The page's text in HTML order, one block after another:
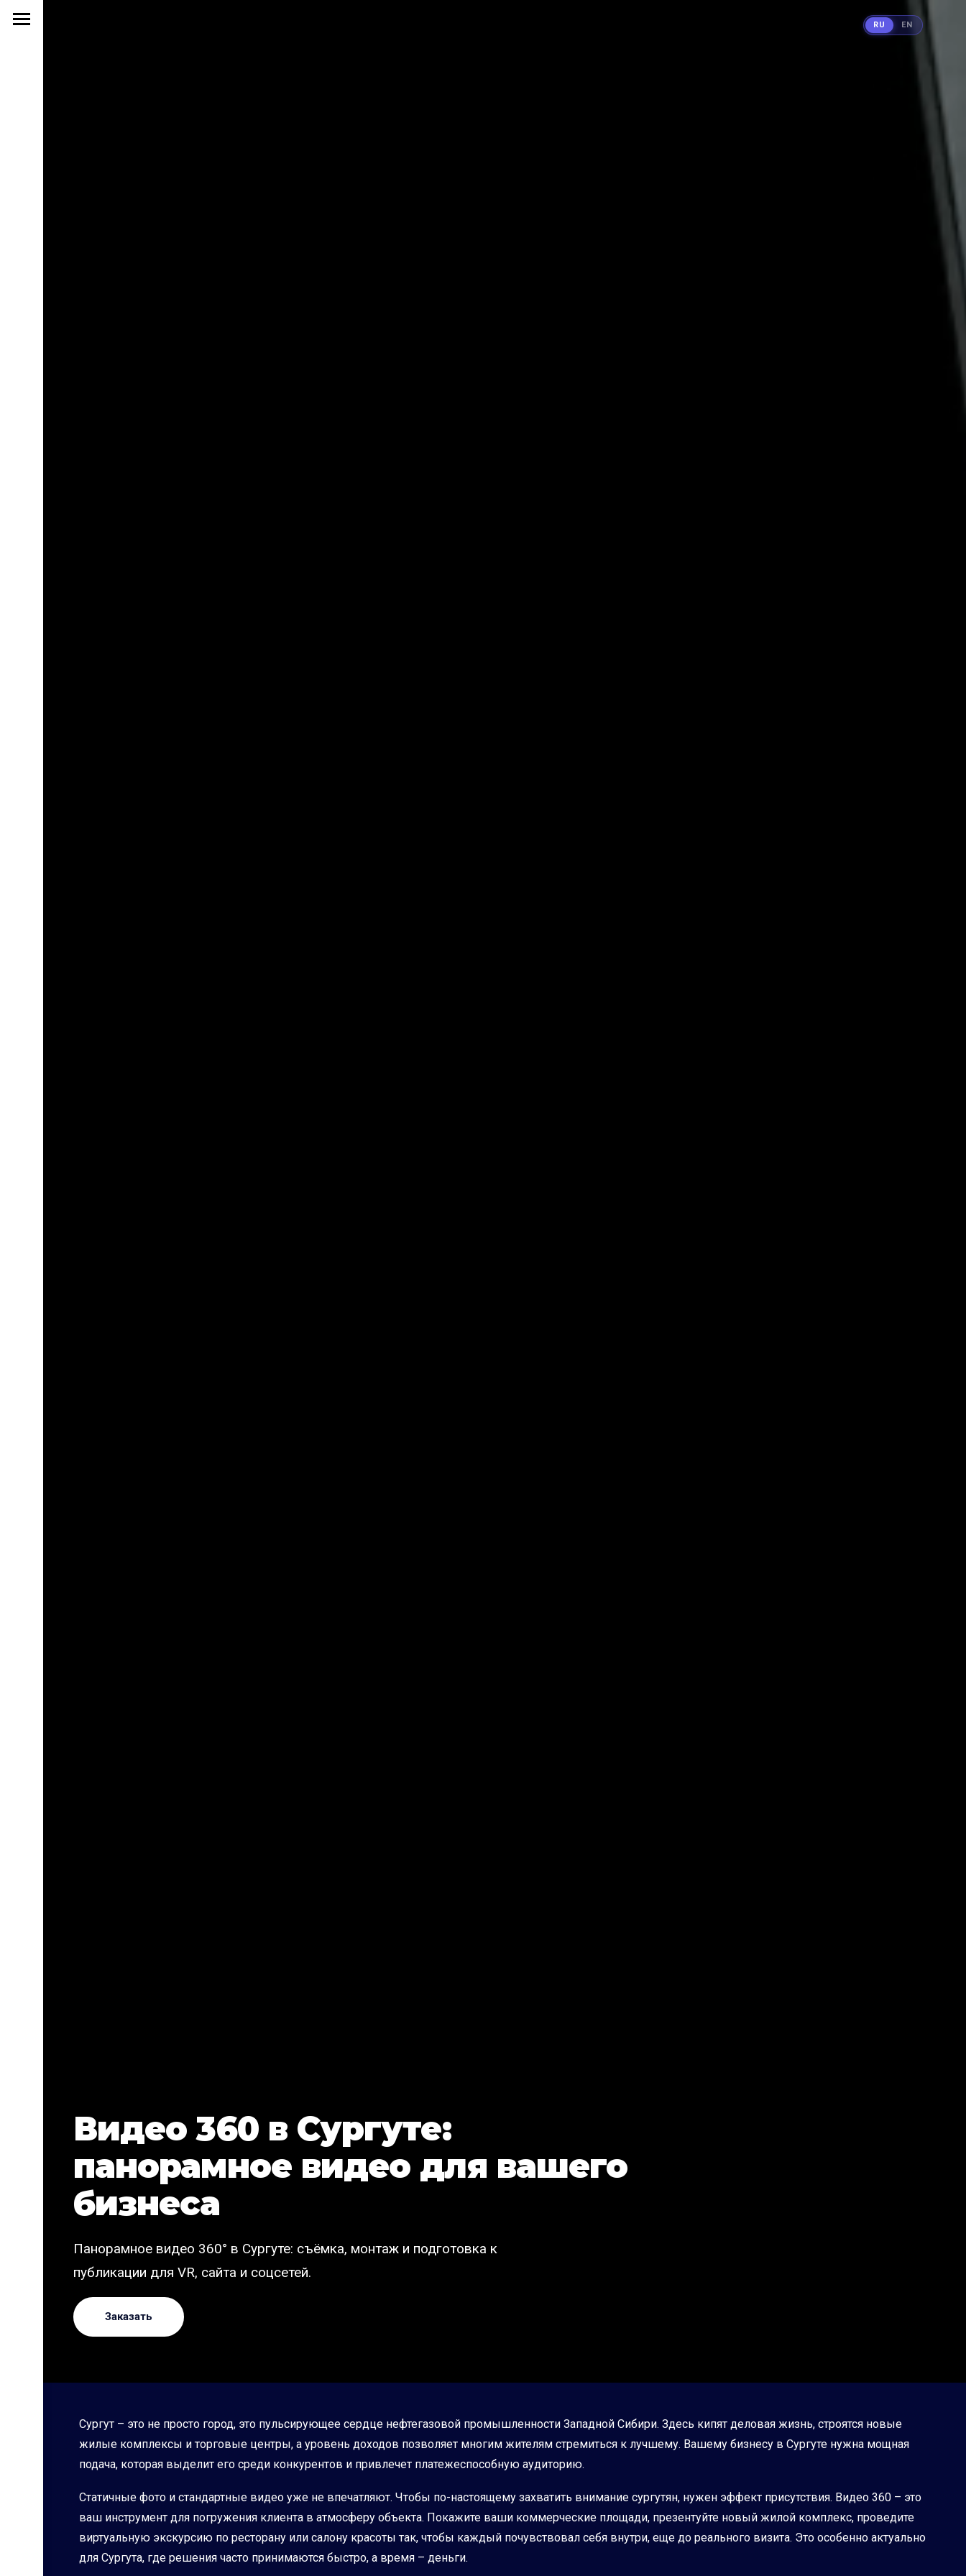
Видео 360 в Сургуте:
панорамное видео для вашего
бизнеса
Панорамное видео 360° в Сургуте: съёмка, монтаж и подготовка к
публикации для VR, сайта и соцсетей.
Заказать
Сургут – это не просто город, это пульсирующее сердце нефтегазовой промышленности Западной Сибири. Здесь кипят деловая жизнь, строятся новые
жилые комплексы и торговые центры, а уровень доходов позволяет многим жителям стремиться к лучшему. Вашему бизнесу в Сургуте нужна мощная
подача, которая выделит его среди конкурентов и привлечет платежеспособную аудиторию.
Статичные фото и стандартные видео уже не впечатляют. Чтобы по-настоящему захватить внимание сургутян, нужен эффект присутствия. Видео 360 – это
ваш инструмент для погружения клиента в атмосферу объекта. Покажите ваши коммерческие площади, презентуйте новый жилой комплекс, проведите
виртуальную экскурсию по ресторану или салону красоты так, чтобы каждый почувствовал себя внутри, еще до реального визита. Это особенно актуально
для Сургута, где решения часто принимаются быстро, а время – деньги.
RU EN